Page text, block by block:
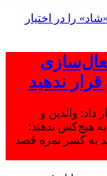
ندهید
داد: والدین و
هیچ‌کس ندهند؛
به کسر نمره قصد